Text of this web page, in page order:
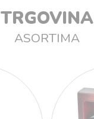
TRGOVINA
ASORTIMA